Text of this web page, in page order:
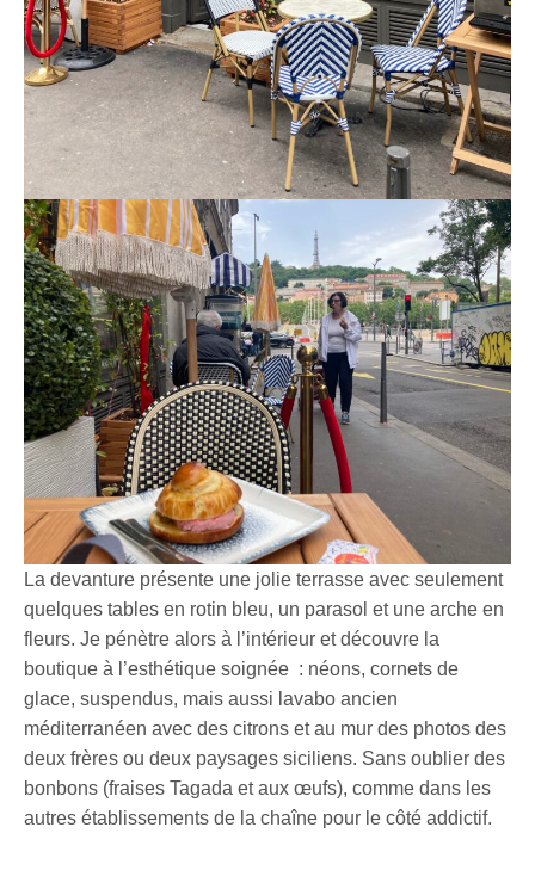
La devanture présente une jolie terrasse avec seulement
quelques tables en rotin bleu, un parasol et une arche en
fleurs. Je pénètre alors à l’intérieur et découvre la
boutique à l’esthétique soignée : néons, cornets de
glace, suspendus, mais aussi lavabo ancien
méditerranéen avec des citrons et au mur des photos des
deux frères ou deux paysages siciliens. Sans oublier des
bonbons (fraises Tagada et aux œufs), comme dans les
autres établissements de la chaîne pour le côté addictif.